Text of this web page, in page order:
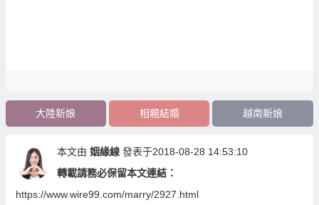
大陸新娘 相親結婚 越南新娘
本文由 姻緣線 發表于2018-08-28 14:53:10
轉載請務必保留本文連結：
https://www.wire99.com/marry/2927.html